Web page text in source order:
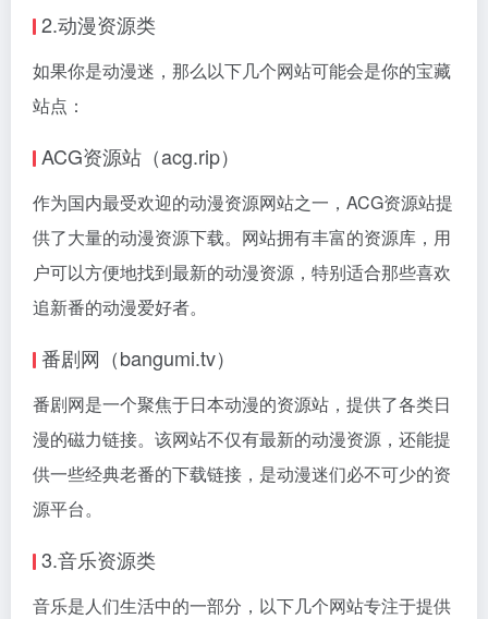
2.动漫资源类
如果你是动漫迷，那么以下几个网站可能会是你的宝藏
站点：
ACG资源站（acg.rip）
作为国内最受欢迎的动漫资源网站之一，ACG资源站提
供了大量的动漫资源下载。网站拥有丰富的资源库，用
户可以方便地找到最新的动漫资源，特别适合那些喜欢
追新番的动漫爱好者。
番剧网（bangumi.tv）
番剧网是一个聚焦于日本动漫的资源站，提供了各类日
漫的磁力链接。该网站不仅有最新的动漫资源，还能提
供一些经典老番的下载链接，是动漫迷们必不可少的资
源平台。
3.音乐资源类
音乐是人们生活中的一部分，以下几个网站专注于提供